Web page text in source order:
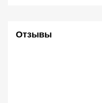
Отзывы